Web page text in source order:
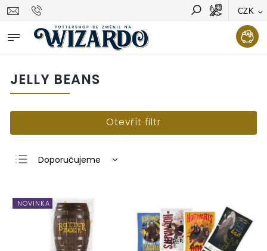
CZK
Vyhledávání Hledat
JELLY BEANS
Otevřít filtr
Doporučujeme
Nejdražší
Nejprodávanější
Abecedně
NOVINKA